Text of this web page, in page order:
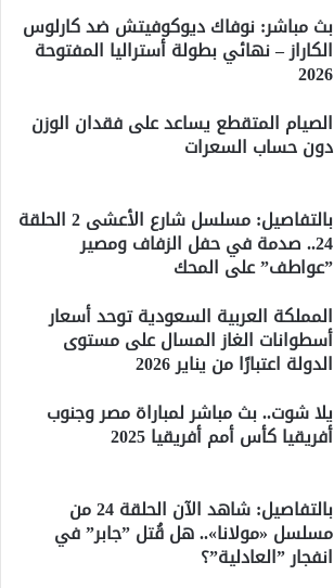
بث مباشر: نوفاك ديوكوفيتش ضد كارلوس
الكاراز – نهائي بطولة أستراليا المفتوحة
2026
الصيام المتقطع يساعد على فقدان الوزن
دون حساب السعرات
بالتفاصيل: مسلسل شارع الأعشى 2 الحلقة
24.. صدمة في حفل الزفاف ومصير
”عواطف” على المحك
المملكة العربية السعودية توحد أسعار
أسطوانات الغاز المسال على مستوى
الدولة اعتبارًا من يناير 2026
يلا شوت.. بث مباشر لمباراة مصر وجنوب
أفريقيا كأس أمم أفريقيا 2025
بالتفاصيل: شاهد الآن الحلقة 24 من
مسلسل «مولانا».. هل قُتل ”جابر” في
انفجار ”العادلية”؟